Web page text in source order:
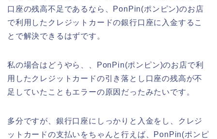
口座の残高不足であるなら、PonPin(ポンピン)のお店
で利用したクレジットカードの銀行口座に入金するこ
とで解決できるはずです。
私の場合はどうやら、、PonPin(ポンピン)のお店で利
用したクレジットカードの引き落とし口座の残高が不
足していたこともエラーの原因だったみたいです。
多分ですが、銀行口座にしっかりと入金をし、クレジ
ットカードの支払いをちゃんと行えば、PonPin(ポンピ